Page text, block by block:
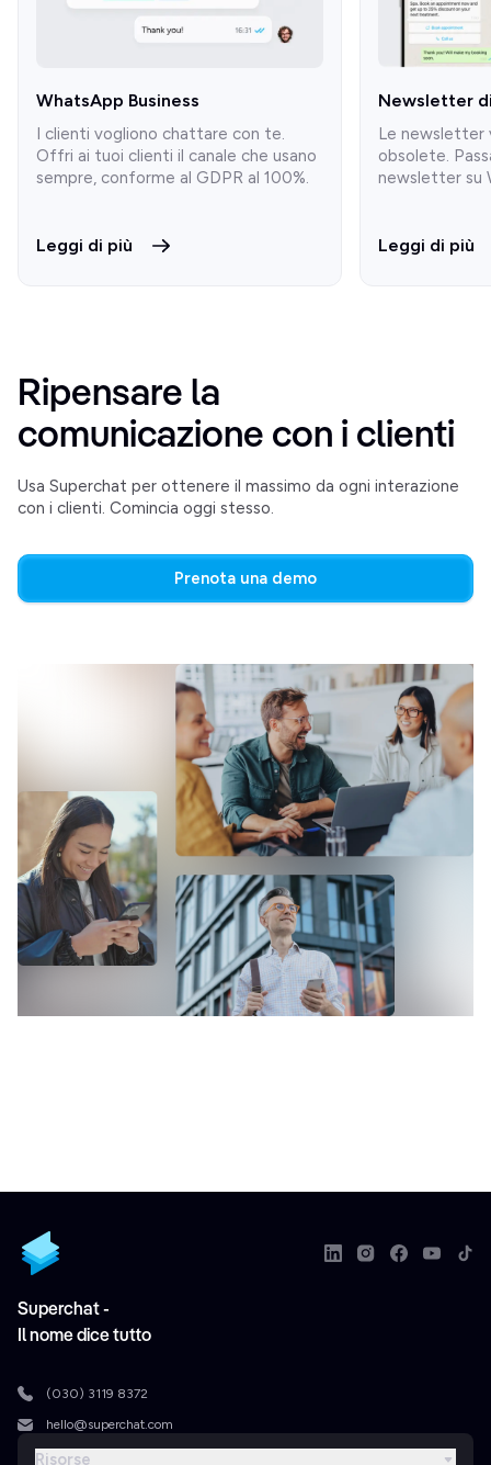
WhatsApp Business
I clienti vogliono chattare con te.
Offri ai tuoi clienti il canale che usano
sempre, conforme al GDPR al 100%.
Leggi di più
Newsletter
Le newsletter
obsolete.
newsletter su
Leggi di più
Ripensare la
comunicazione con i clienti
Usa Superchat per ottenere il massimo da ogni interazione
con i clienti. Comincia oggi stesso.
Prenota una demo
Superchat -
Il nome dice tutto
(030) 3119 8372
hello@superchat.com
Risorse